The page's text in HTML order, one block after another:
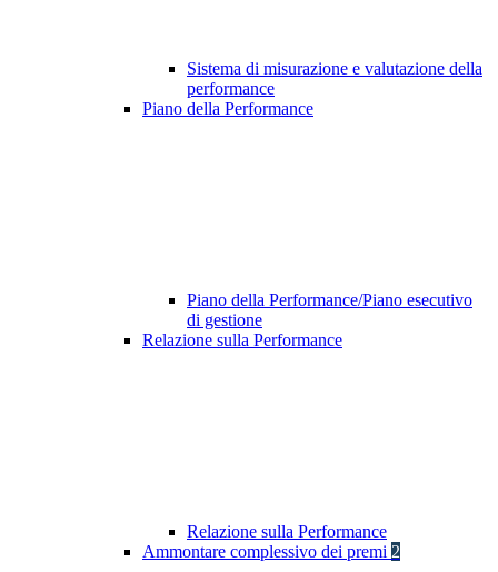
Sistema di misurazione e valutazione della
performance
Piano della Performance
Piano della Performance/Piano esecutivo
di gestione
Relazione sulla Performance
Relazione sulla Performance
Ammontare complessivo dei premi 2